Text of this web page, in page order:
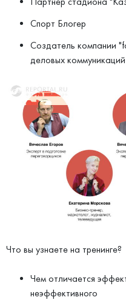
Спорт Блогер
Создатель компании
деловых коммуникаций
Что вы узнаете на тренинге?
Чем отличается
неэффективного